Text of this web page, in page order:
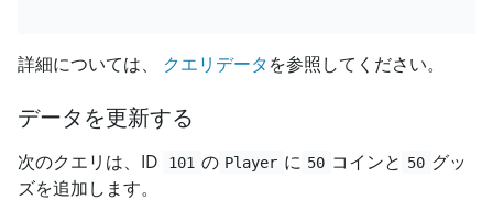
詳細については、 クエリデータ を参照してください。
データを更新する
次のクエリは、ID 101 の Player に 50 コインと 50 グッ
ズを追加します。